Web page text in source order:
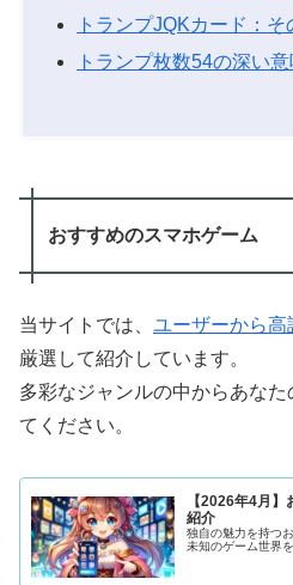
トランプJQKカード：そ
トランプ枚数54の深い
おすすめのスマホゲーム
当サイトでは、 ユーザーから高
厳選して紹介しています。
多彩なジャンルの中からあな
てください。
【2026年4月
紹介
独自の魅力を持つ
未知のゲーム世界